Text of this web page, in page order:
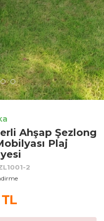
Ahşap Şezlong
Plaj
2
TL